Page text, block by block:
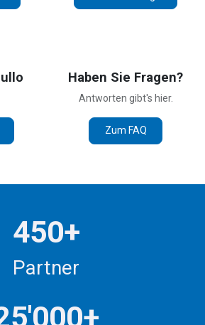
Haben Sie Fragen?
Antworten gibt's hier.
Zum FAQ
450+
Partner